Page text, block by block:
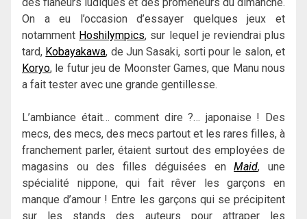
On a eu l’occasion d’essayer quelques jeux et
notamment Hoshilympics, sur lequel je reviendrai plus
tard, Kobayakawa, de Jun Sasaki, sorti pour le salon, et
Koryo, le futur jeu de Moonster Games, que Manu nous
a fait tester avec une grande gentillesse.
L’ambiance était… comment dire ?… japonaise ! Des
mecs, des mecs, des mecs partout et les rares filles, à
franchement parler, étaient surtout des employées de
magasins ou des filles déguisées enMaid, une
spécialité nippone, qui fait rêver les garçons en
manque d’amour ! Entre les garçons qui se précipitent
sur les stands des auteurs pour attraper les